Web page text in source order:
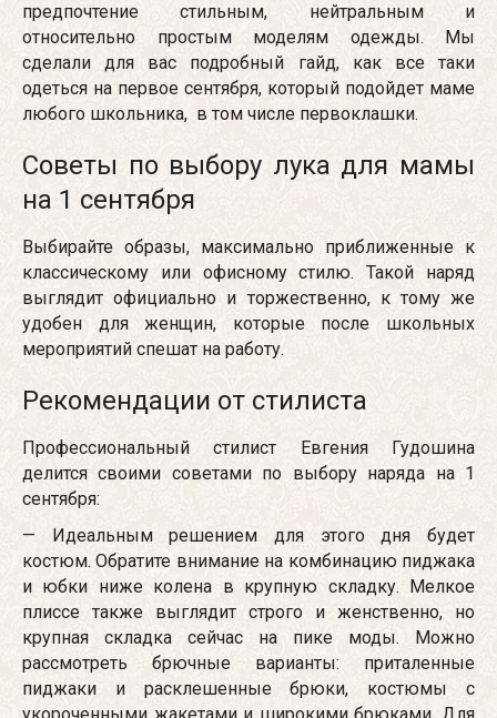
предпочтение стильным, нейтральным и
относительно простым моделям одежды. Мы
сделали для вас подробный гайд, как все таки
одеться на первое сентября, который подойдет маме
любого школьника, в том числе первоклашки.
Советы по выбору лука для мамы
на 1 сентября
Выбирайте образы, максимально приближенные к
классическому или офисному стилю. Такой наряд
выглядит официально и торжественно, к тому же
удобен для женщин, которые после школьных
мероприятий спешат на работу.
Рекомендации от стилиста
Профессиональный стилист Евгения Гудошина
делится своими советами по выбору наряда на 1
сентября:
— Идеальным решением для этого дня будет
костюм. Обратите внимание на комбинацию пиджака
и юбки ниже колена в крупную складку. Мелкое
плиссе также выглядит строго и женственно, но
крупная складка сейчас на пике моды. Можно
рассмотреть брючные варианты: приталенные
пиджаки и расклешенные брюки, костюмы с